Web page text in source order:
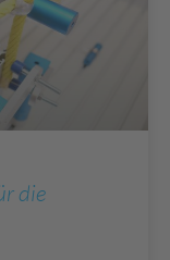
die